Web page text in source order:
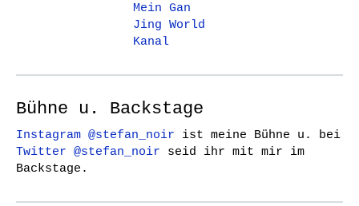
Mein Gan
Jing World
Kanal
Bühne u. Backstage
Instagram @stefan_noir ist meine Bühne u. bei
Twitter @stefan_noir seid ihr mit mir im
Backstage.